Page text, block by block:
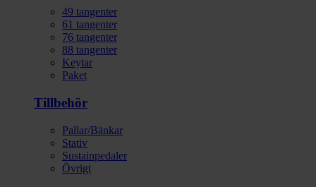
49 tangenter
61 tangenter
76 tangenter
88 tangenter
Keytar
Paket
Tillbehör
Pallar/Bänkar
Stativ
Sustainpedaler
Övrigt